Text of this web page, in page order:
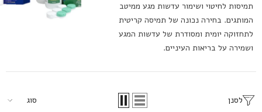
תמיסות לחיטוי ושימור עדשות מגע ממיטב
המותגים. בחירה נכונה של תמיסה קריטית
לתחזוקה יומית ומסודרת של עדשות המגע
ושמירה על בריאות העיניים.
לסנן סוג